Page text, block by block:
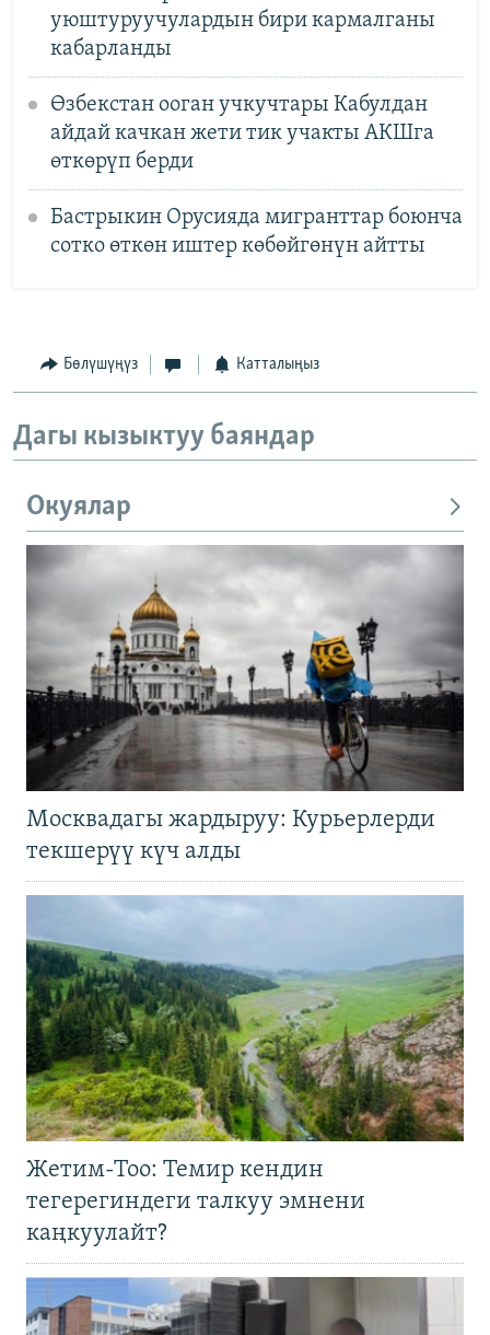
уюштуруучулардын бири кармалганы
кабарланды
Өзбекстан ооган учкучтары Кабулдан
айдай качкан жети тик учакты АКШга
өткөрүп берди
Бастрыкин Орусияда мигранттар боюнча
сотко өткөн иштер көбөйгөнүн айтты
Бөлүшүңүз Катталыңыз
Дагы кызыктуу баяндар
Окуялар
Москвадагы жардыруу: Курьерлерди
текшерүү күч алды
Жетим-Тоо: Темир кендин
тегерегиндеги талкуу эмнени
каңкуулайт?